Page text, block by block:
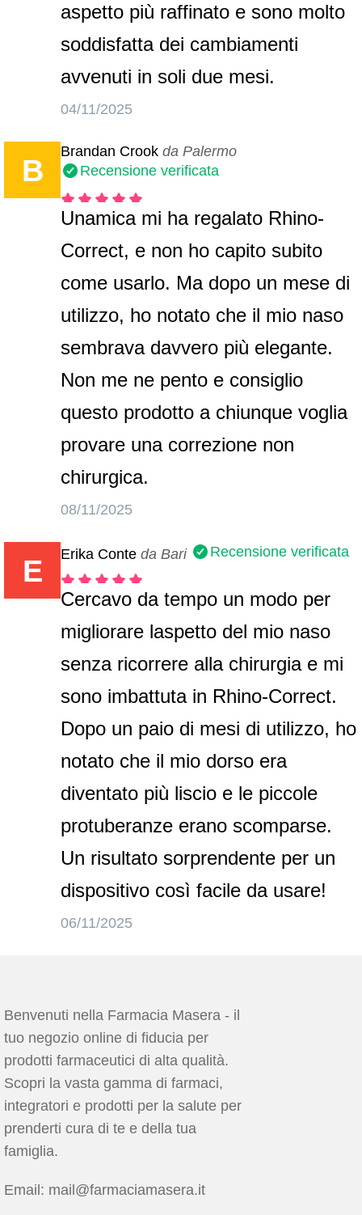
aspetto più raffinato e sono molto
soddisfatta dei cambiamenti
avvenuti in soli due mesi.
04/11/2025
B
Brandan Crook da Palermo
Recensione verificata
Unamica mi ha regalato Rhino-
Correct, e non ho capito subito
come usarlo. Ma dopo un mese di
utilizzo, ho notato che il mio naso
sembrava davvero più elegante.
Non me ne pento e consiglio
questo prodotto a chiunque voglia
provare una correzione non
chirurgica.
08/11/2025
E Erika Conte da Bari Recensione verificata
Cercavo da tempo un modo per
migliorare laspetto del mio naso
senza ricorrere alla chirurgia e mi
sono imbattuta in Rhino-Correct.
Dopo un paio di mesi di utilizzo, ho
notato che il mio dorso era
diventato più liscio e le piccole
protuberanze erano scomparse.
Un risultato sorprendente per un
dispositivo così facile da usare!
06/11/2025
Benvenuti nella Farmacia Masera - il
tuo negozio online di fiducia per
prodotti farmaceutici di alta qualità.
Scopri la vasta gamma di farmaci,
integratori e prodotti per la salute per
prenderti cura di te e della tua
famiglia.
Email: mail@farmaciamasera.it